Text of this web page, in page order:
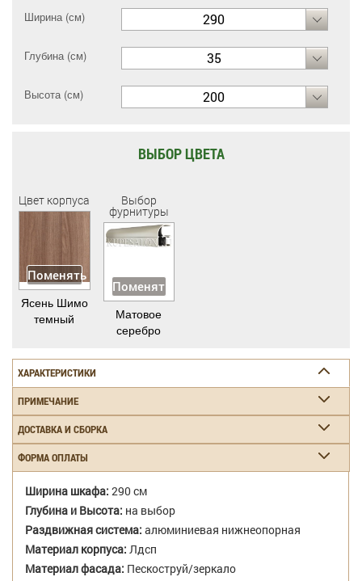
Ширина (см) 290
Глубина (см) 35
Высота (см) 200
ВЫБОР ЦВЕТА
Цвет корпуса
Поменять
Ясень Шимо
темный
Выбор
фурнитуры
Поменять
Матовое
серебро
ХАРАКТЕРИСТИКИ
ПРИМЕЧАНИЕ
ДОСТАВКА И СБОРКА
ФОРМА ОПЛАТЫ
Ширина шкафа: 290 см
Глубина и Высота: на выбор
Раздвижная система: алюминиевая нижнеопорная
Материал корпуса: Лдсп
Материал фасада: Пескоструй/зеркало